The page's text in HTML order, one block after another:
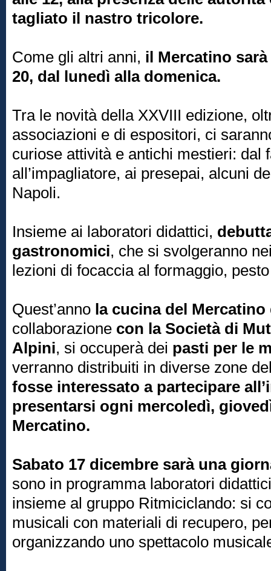
tagliato il nastro tricolore.
Come gli altri anni, il Mercatino
20, dal lunedì alla domenica.
Tra le novità della XXVIII edizione,
associazioni e di espositori, ci
curiose attività e antichi mestieri: dal
all’impagliatore, ai presepai, alcuni
Napoli.
Insieme ai laboratori didattici,
gastronomici, che si svolgeranno
lezioni di focaccia al formaggio,
Quest’anno la cucina del Mercatino
collaborazione con la Società di
Alpini, si occuperà dei pasti per le
verranno distribuiti in diverse zone
fosse interessato a partecipare
presentarsi ogni mercoledì,
Mercatino.
Sabato 17 dicembre sarà una
sono in programma laboratori
insieme al gruppo Ritmiciclando: si
musicali con materiali di recupero,
organizzando uno spettacolo